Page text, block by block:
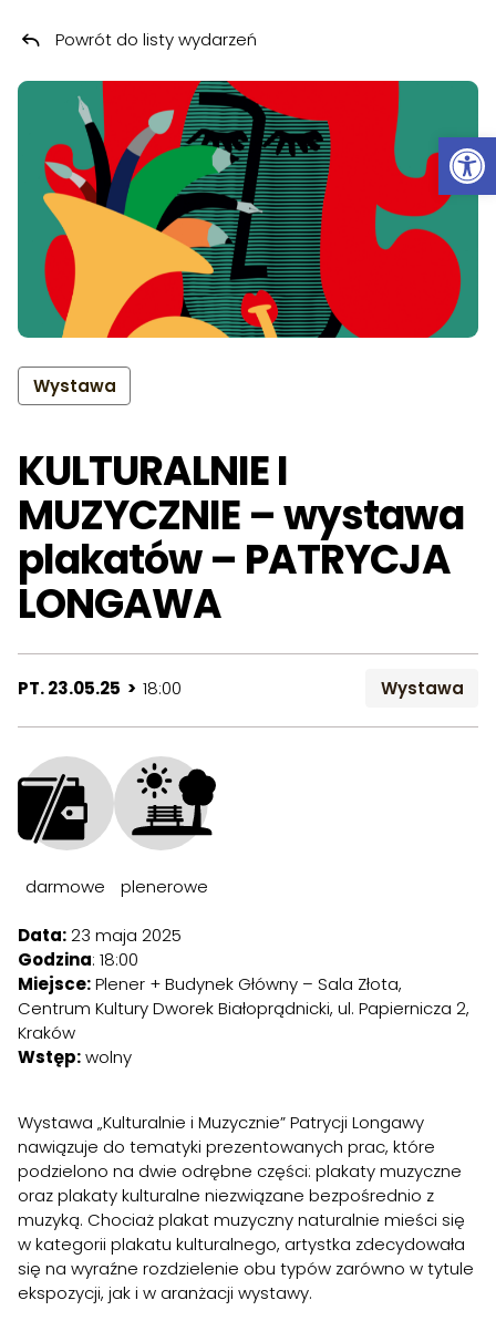
Przeskocz do treści
Wystawa
KULTURALNIE I
MUZYCZNIE – wystawa
plakatów – PATRYCJA
LONGAWA
PT. 23.05.25 > 18:00 Wystawa
darmowe plenerowe
Powrót do listy wydarzeń
Data:23 maja 2025
Godzina: 18:00
Miejsce:Plener + Budynek Główny – Sala Złota,
Centrum Kultury Dworek Białoprądnicki, ul. Papiernicza 2,
Kraków
Wstęp:wolny
Wystawa „Kulturalnie i Muzycznie”Patrycji Longawy
nawiązuje do tematyki prezentowanych prac, które
podzielono na dwie odrębne części: plakaty muzyczne
oraz plakaty kulturalne niezwiązane bezpośrednio z
muzyką. Chociaż plakat muzyczny naturalnie mieści się
w kategorii plakatu kulturalnego, artystka zdecydowała
się na wyraźne rozdzielenie obu typów zarówno w tytule
ekspozycji, jak i w aranżacji wystawy.